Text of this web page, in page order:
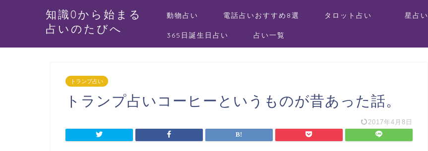
知識0から始まる
占いのたびへ
動物占い 電話占いおすすめ8選 タロット占い 星占い
365日誕生日占い 占い一覧
トランプ占い
トランプ占いコーヒーというものが昔あった話。
2017年4月8日